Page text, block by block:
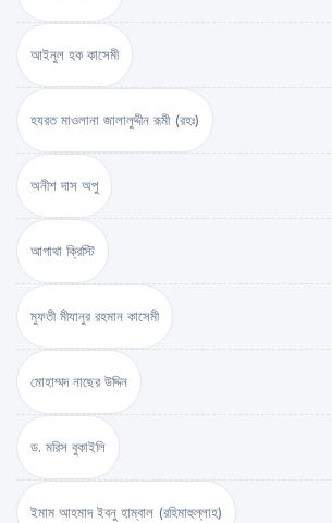
আইনুল হক কাসেমী
হযরত মাওলানা জালালুদ্দীন রূমী (রহঃ)
অনীশ দাস অপু
আগাথা ক্রিস্টি
মুফতী মীযানুর রহমান কাসেমী
মোহাম্মদ নাছের উদ্দিন
ড. মরিস বুকাইলি
ইমাম আহমাদ ইবনু হাম্বাল (রহিমাহুল্লাহ)